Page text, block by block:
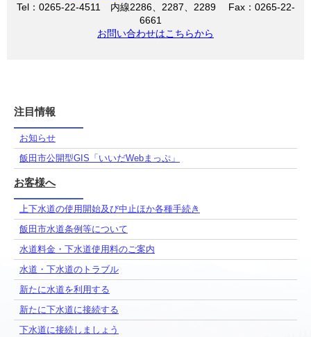
Tel：0265-22-4511 内線2286、2287、2289 Fax：0265-22-
6661
お問い合わせはこちらから
注目情報
お知らせ
飯田市公開型GIS「いいだWebまっぷ」
お客様へ
上下水道の使用開始及び中止ほか各種手続き
飯田市水道条例等について
水道料金・下水道使用料のご案内
水道・下水道のトラブル
新たに水道を利用する
新たに下水道に接続する
下水道に接続しましょう